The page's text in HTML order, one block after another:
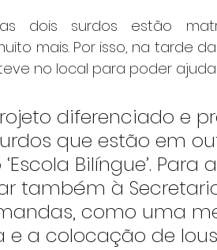
dois surdos estão
mais. Por isso, na tarde
no local para poder
diferenciado e
que estão em
Bilíngue’. Para
também à
como uma
e a colocação de